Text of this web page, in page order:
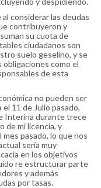
considerar las deudas
contribuyeron y
su cuota de
ciudadanos son
suelo geselino, y se
obligaciones como el
de esta
no pueden ser
11 de Julio pasado,
Interina durante trece
de mi licencia, y
pasado, lo que nos
sería muy
en los objetivos
re estructurar parte
y además
por tasas.